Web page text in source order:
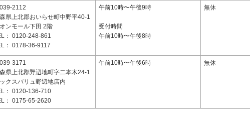
2112
県上北郡おいらせ町中野平40-1
ンモール下田 2階
： 0120-248-861
： 0178-36-9117
午前10時〜午後9時
受付時間
午前10時〜午後8時
無休
3171
県上北郡野辺地町字二本木24-1
クスバリュ野辺地店内
： 0120-136-710
： 0175-65-2620
午前10時〜午後6時 無休